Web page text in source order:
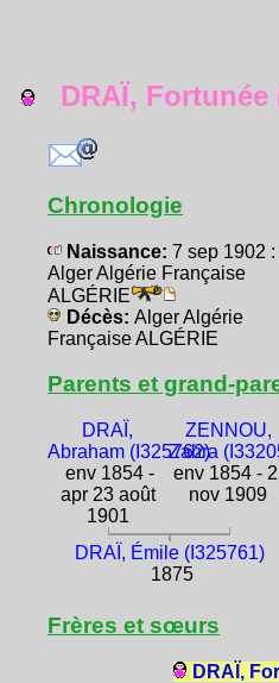
DRAÏ, Fortunée
Chronologie
Naissance: 7 sep 1902 :
Alger Algérie Française
ALGÉRIE
Décès: Alger Algérie
Française ALGÉRIE
Parents et grand-
DRAÏ,
Abraham (I325762)
env 1854 -
apr 23 août
1901
ZENNOU,
Zahra
env 1854 -
nov 1909
DRAÏ, Émile (I325761)
1875
Frères et sœurs
DRAÏ,